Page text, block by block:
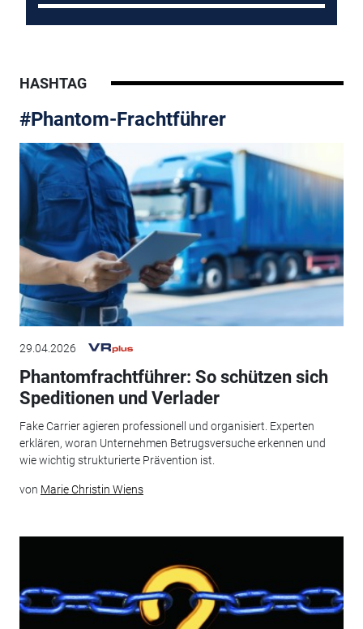
HASHTAG
#Phantom-Frachtführer
29.04.2026
Phantomfrachtführer: So schützen sich
Speditionen und Verlader
Fake Carrier agieren professionell und organisiert. Experten
erklären, woran Unternehmen Betrugsversuche erkennen und
wie wichtig strukturierte Prävention ist.
von Marie Christin Wiens